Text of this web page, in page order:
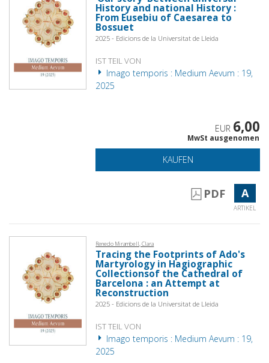
History and national History :
From Eusebiu of Caesarea to
Bossuet
2025 - Edicions de la Universitat de Lleida
IST TEIL VON
Imago temporis : Medium Aevum : 19,
2025
EUR 6,00
MwSt ausgenomen
KAUFEN
PDF A
ARTIKEL
Renedo Mirambell, Clara
Tracing the Footprints of Ado's
Martyrology in Hagiographic
Collectionsof the Cathedral of
Barcelona : an Attempt at
Reconstruction
2025 - Edicions de la Universitat de Lleida
IST TEIL VON
Imago temporis : Medium Aevum : 19,
2025